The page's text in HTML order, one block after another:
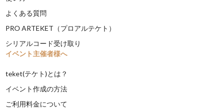
よくある質問
PRO ARTEKET（プロアルテケト）
シリアルコード受け取り
イベント主催者様へ
teket(テケト)とは？
イベント作成の方法
ご利用料金について